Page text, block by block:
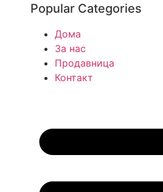
Popular Categories
Дома
За нас
Продавница
Контакт